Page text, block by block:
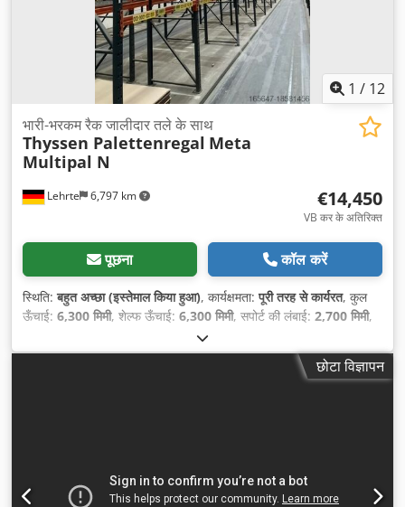
1 / 12
Lehrte 6,797 km
भारी-भरकम रैक जालीदार तले के साथ
Thyssen Palettenregal Meta
Multipal N
€14,450
VB कर के अतिरिक्त
पूछना कॉल करें
स्थिति:बहुत अच्छा (इस्तेमाल किया हुआ), कार्यक्षमता:पूरी तरह से कार्यरत, कुल
ऊँचाई: 6,300 मिमी, शेल्फ ऊँचाई: 6,300 मिमी, सपोर्ट की लंबाई: 2,700 मिमी,
छोटा विज्ञापन